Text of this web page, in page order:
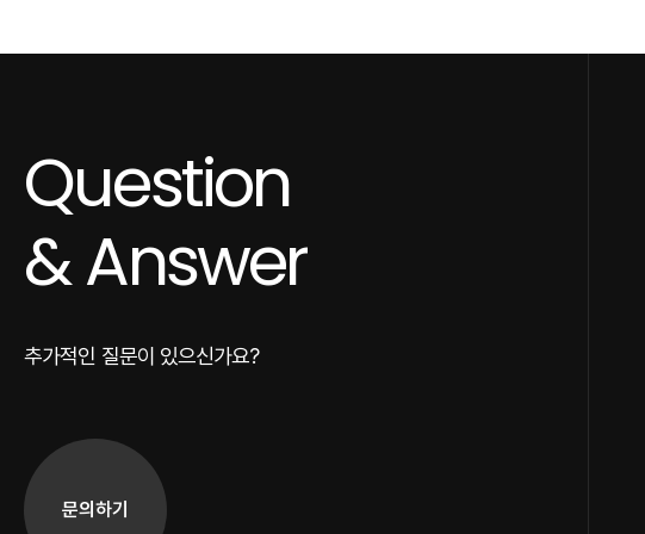
Question
& Answer
추가적인 질문이 있으신가요?
문의하기